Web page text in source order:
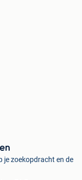
je zoekopdracht en de